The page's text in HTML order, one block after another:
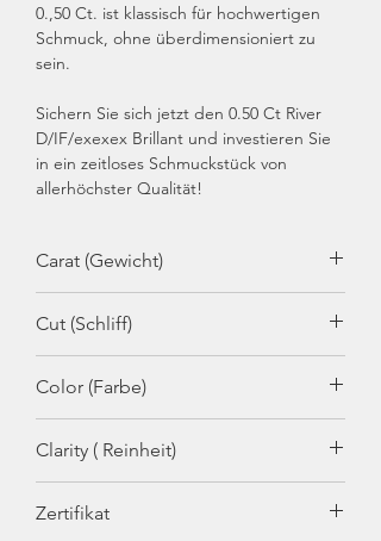
0.,50 Ct. ist klassisch für hochwertigen
Schmuck, ohne überdimensioniert zu
sein.
Sichern Sie sich jetzt den 0.50 Ct River
D/IF/exexex Brillant und investieren Sie
in ein zeitloses Schmuckstück von
allerhöchster Qualität!
Carat (Gewicht)
Cut (Schliff)
Color (Farbe)
Clarity ( Reinheit)
Zertifikat